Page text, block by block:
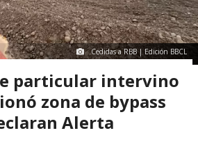
Cedidas a RBB | Edición BBCL
particular intervino
zona de bypass
Alerta